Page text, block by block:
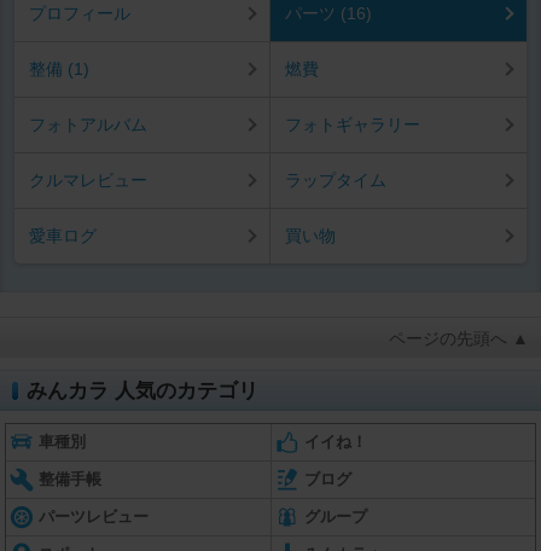
プロフィール パーツ (16)
整備 (1) 燃費
フォトアルバム フォトギャラリー
クルマレビュー ラップタイム
愛車ログ 買い物
ページの先頭へ ▲
みんカラ 人気のカテゴリ
車種別 イイね！
整備手帳 ブログ
パーツレビュー グループ